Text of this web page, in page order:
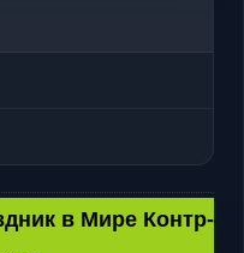
в Мире Контр-